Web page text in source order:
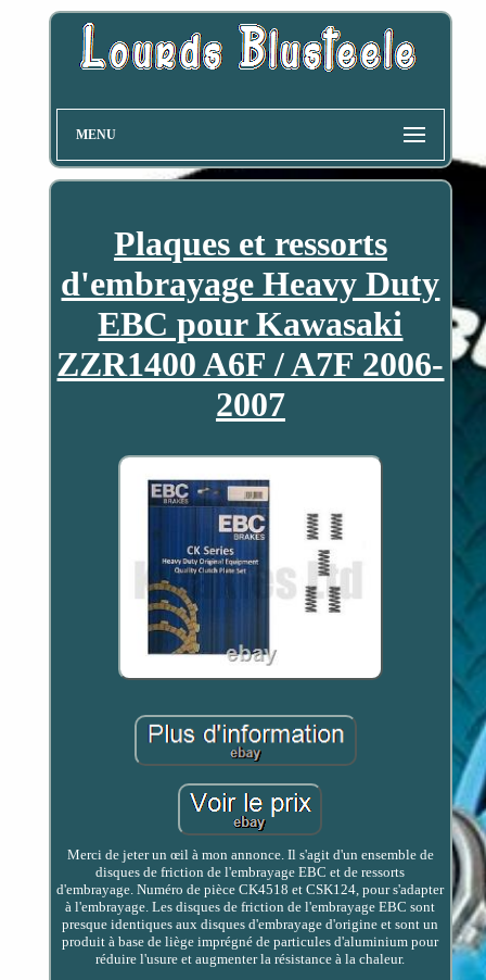
MENU
Plaques et ressorts
d'embrayage Heavy Duty
EBC pour Kawasaki
ZZR1400 A6F / A7F 2006-
2007
Merci de jeter un œil à mon annonce. Il s'agit d'un ensemble de
disques de friction de l'embrayage EBC et de ressorts
d'embrayage. Numéro de pièce CK4518 et CSK124, pour s'adapter
à l'embrayage. Les disques de friction de l'embrayage EBC sont
presque identiques aux disques d'embrayage d'origine et sont un
produit à base de liège imprégné de particules d'aluminium pour
réduire l'usure et augmenter la résistance à la chaleur.